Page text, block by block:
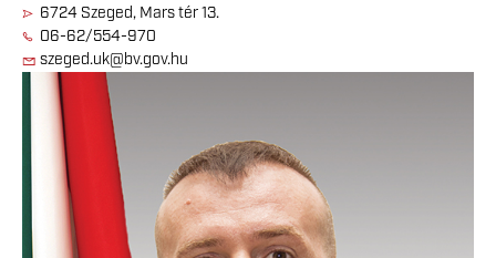
6724 Szeged, Mars tér 13.
06-62/554-970
szeged.uk@bv.gov.hu